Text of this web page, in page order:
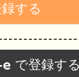
で登録す